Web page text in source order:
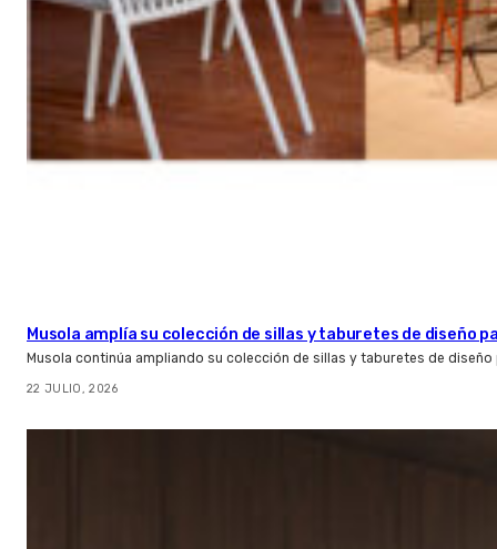
Musola amplía su colección de sillas y taburetes de diseño
Musola continúa ampliando su colección de sillas y taburetes de
22 JULIO, 2026